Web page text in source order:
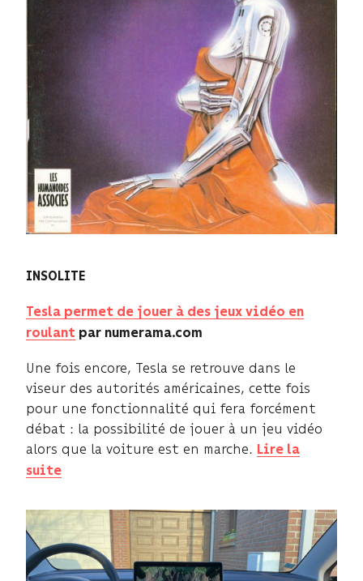
INSOLITE
Tesla permet de jouer à des jeux vidéo en
roulant par numerama.com
Une fois encore, Tesla se retrouve dans le
viseur des autorités américaines, cette fois
pour une fonctionnalité qui fera forcément
débat : la possibilité de jouer à un jeu vidéo
alors que la voiture est en marche. Lire la
suite